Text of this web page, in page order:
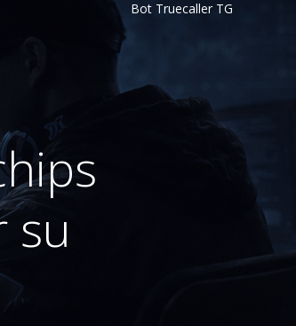
Bot Truecaller TG
su